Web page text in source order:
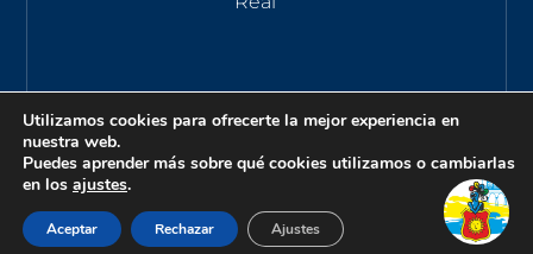
Utilizamos cookies para ofrecerte la mejor experiencia en
nuestra web.
Puedes aprender más sobre qué cookies utilizamos o cambiarlas
en los ajustes.
Aceptar Rechazar Ajustes